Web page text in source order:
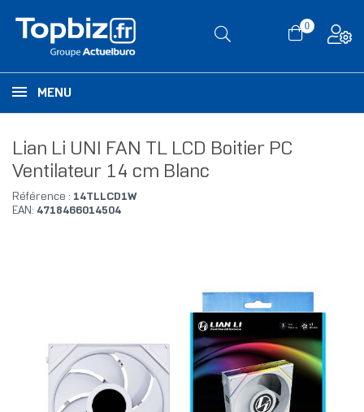
0
MENU
Lian Li UNI FAN TL LCD Boitier PC
Ventilateur 14 cm Blanc
Référence : 14TLLCD1W
EAN: 4718466014504